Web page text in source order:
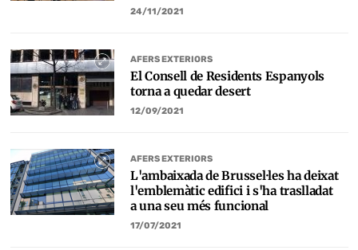
24/11/2021
AFERS EXTERIORS
El Consell de Residents Espanyols
torna a quedar desert
12/09/2021
AFERS EXTERIORS
L'ambaixada de Brussel·les ha deixat
l'emblemàtic edifici i s'ha traslladat
a una seu més funcional
17/07/2021